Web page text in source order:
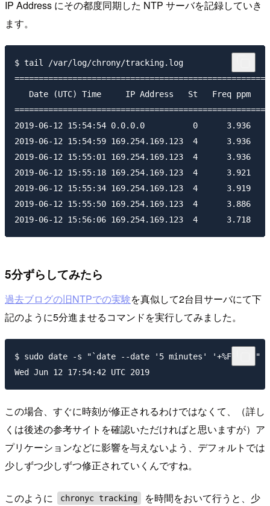
IP Address にその都度同期した NTP サーバを記録していき
ます。
$ tail /var/log/chrony/tracking.log
Date (UTC) Time     IP Address   St   Freq ppm
2019-06-12 15:54:54 0.0.0.0          0      3.936
2019-06-12 15:54:59 169.254.169.123  4      3.936
2019-06-12 15:55:01 169.254.169.123  4      3.936
2019-06-12 15:55:18 169.254.169.123  4      3.921
2019-06-12 15:55:34 169.254.169.123  4      3.919
2019-06-12 15:55:50 169.254.169.123  4      3.886
5分ずらしてみたら
過去ブログの旧NTPでの実験を真似して2台目サーバにて下
記のように5分進ませるコマンドを実行してみました。
$ sudo date -s "`date --date '5 minutes' '+%F %T'`"
この場合、すぐに時刻が修正されるわけではなくて、（詳し
くは後述の参考サイトを確認いただければと思いますが）ア
プリケーションなどに影響を与えないよう、デフォルトでは
少しずつ少しずつ修正されていくんですね。
このように chronyc tracking
を時間をおいて行うと、少